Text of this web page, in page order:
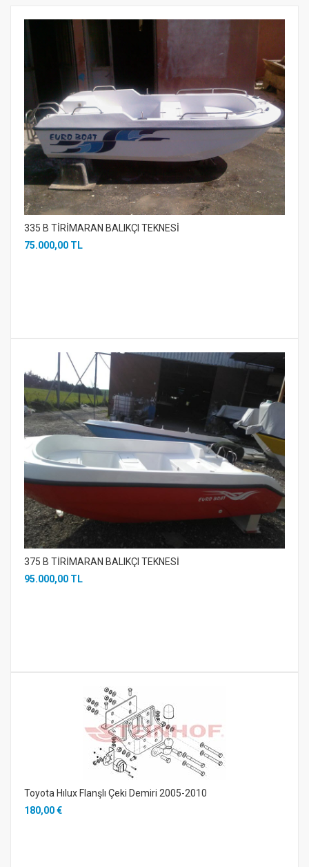
335 B TİRİMARAN BALIKÇI TEKNESİ
75.000,00 TL
375 B TİRİMARAN BALIKÇI TEKNESİ
95.000,00 TL
Toyota Hılux Flanşlı Çeki Demiri 2005-2010
180,00 €